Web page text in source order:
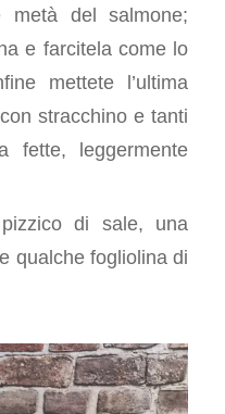
del salmone;
e farcitela come lo
mettete l’ultima
stracchino e tanti
fette, leggermente
di sale, una
qualche fogliolina di